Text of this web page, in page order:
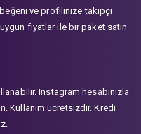
beğeni ve profilinize takipçi
fiyatlar ile bir paket satın
Instagram hesabınızla
Kullanım ücretsizdir. Kredi